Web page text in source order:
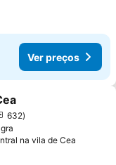
Ver preços
favoritos
632
na vila de Cea